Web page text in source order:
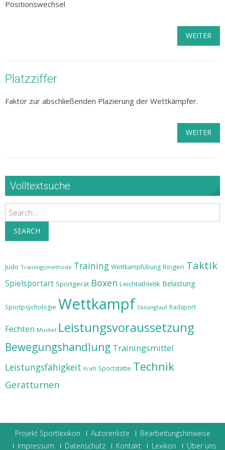
Positionswechsel
WEITER
Platzziffer
Faktor zur abschließenden Plazierung der Wettkämpfer.
WEITER
Volltextsuche
Search
SEARCH
Judo Trainingsmethode Training Wettkampfübung Ringen Taktik
Spielsportart Sportgerät Boxen Leichtathletik Belastung
Sportpsychologie Wettkampf Skilanglauf Radsport
Fechten Muskel Leistungsvoraussetzung
Bewegungshandlung Trainingsmittel
Leistungsfähigkeit Kraft Sportstätte Technik
Gerätturnen
Projekt Sportlexikon Autorenliste
Bearbeitungshinweise
Impressum
Datenschutz Kontakt Lexikon Über uns